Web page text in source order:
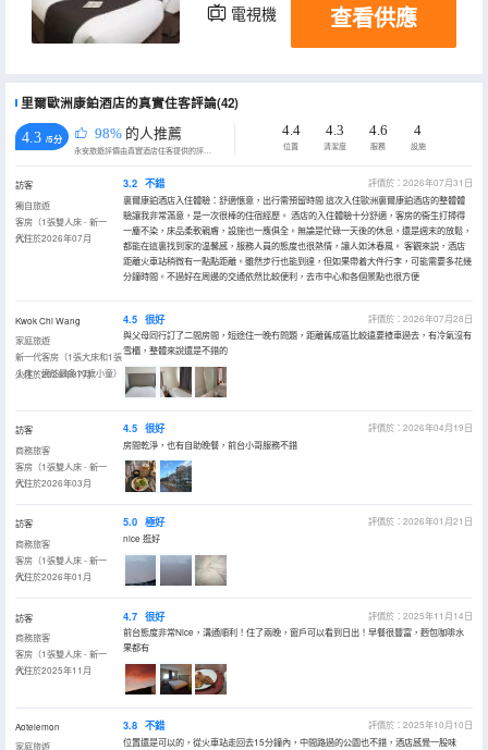
電視機 查看供應
里爾歐洲康鉑酒店的真實住客評論(42)
4.3 /5分 98% 的人推薦
永安旅遊評價由真實酒店住客提供的評價。
4.4
位置
4.3
清潔度
4.6
服務
4
設施
訪客
獨自旅遊
客房（1張雙人床 - 新一
代）
入住於2026年07月
3.2 不錯
評價於：2026年07月31日
裏爾康鉑酒店入住體驗：舒適愜意，出行需預留時間 這次入住歐洲裏爾康鉑酒店的整體體
驗讓我非常滿意，是一次很棒的住宿經歷。 酒店的入住體驗十分舒適，客房的衞生打掃得
一塵不染，床品柔軟親膚，設施也一應俱全。無論是忙碌一天後的休息，還是週末的放鬆，
都能在這裏找到家的温馨感，服務人員的態度也很熱情，讓人如沐春風。 客觀來説，酒店
距離火車站稍微有一點點距離。雖然步行也能到達，但如果帶着大件行李，可能需要多花幾
分鐘時間。不過好在周邊的交通依然比較便利，去市中心和各個景點也很方便
Kwok Chi Wang
家庭旅遊
新一代客房（1張大床和1張
小床，適於最多10歲小童）
入住於2026年07月
4.5 很好
評價於：2026年07月28日
與父母同行訂了二間房間，短途住一晚冇問題，距離舊成區比較遠要揸車過去，有冷氣沒有
雪櫃，整體來說還是不錯的
訪客
商務旅客
客房（1張雙人床 - 新一
代）
入住於2026年03月
4.5 很好
評價於：2026年04月19日
房間乾淨，也有自助晚餐，前台小哥服務不錯
訪客
商務旅客
客房（1張雙人床 - 新一
代）
入住於2026年01月
5.0 極好
評價於：2026年01月21日
nice 逛好
訪客
商務旅客
客房（1張雙人床 - 新一
代）
入住於2025年11月
4.7 很好
評價於：2025年11月14日
前台態度非常Nice，溝通順利！住了兩晚，窗戶可以看到日出！早餐很豐富，麪包咖啡水
果都有
Aotelemon
家庭旅遊
3.8 不錯
評價於：2025年10月10日
位置還是可以的，從火車站走回去15分鐘內，中間路過的公園也不錯，酒店感覺一股味